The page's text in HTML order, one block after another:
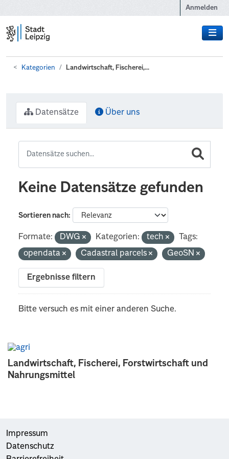
Anmelden
Kategorien Landwirtschaft, Fischerei,...
Landwirtschaft, Fischerei, Forstwirtschaft und
Nahrungsmittel
Datensätze Über uns
Keine Datensätze gefunden
Sortieren nach
Formate: DWG Kategorien: tech
Tags:
opendata
Cadastral parcels GeoSN
Ergebnisse filtern
Bitte versuch es mit einer anderen Suche.
Impressum
Datenschutz